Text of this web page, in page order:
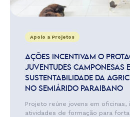
Apoio a Projetos
AÇÕES INCENTIVAM O
JUVENTUDES CAMPONESAS
SUSTENTABILIDADE DA
NO SEMIÁRIDO PARAIBANO
Projeto reúne jovens em oficinas,
atividades de formação para